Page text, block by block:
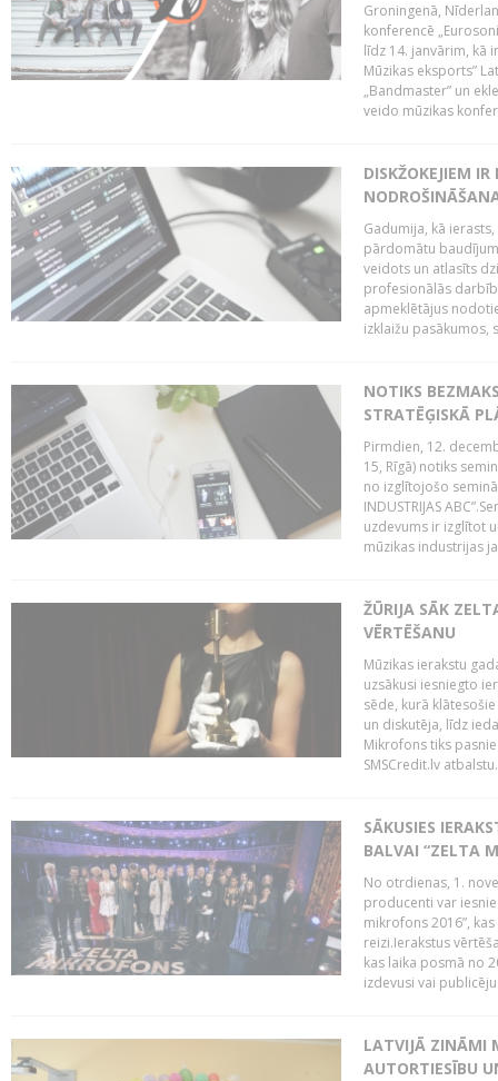
Groningenā,
konferencē
līdz 14. janvārim, kā
Mūzikas eksports”
„Bandmaster” un
veido mūzikas
DISKŽOKEJIEM
Gadumija, kā
pārdomātu
veidots un atlasīts
profesionālās
apmeklētājus
izklaižu pasākumos,
NOTIKS
STRATĒĢISKĀ
Pirmdien, 12.
15, Rīgā) notiks
no izglītojošo
INDUSTRIJAS
uzdevums ir izglītot
mūzikas industrijas
ŽŪRIJA SĀK
VĒRTĒŠANU
Mūzikas ierakstu
uzsākusi iesniegto
sēde, kurā
un diskutēja, līdz
Mikrofons tiks
SMSCredit.lv
SĀKUSIES
BALVAI “ZELTA
No otrdienas, 1.
producenti var
mikrofons 2016”,
reizi.Ierakstus
kas laika posmā no
izdevusi vai
LATVIJĀ ZINĀMI
AUTORTIESĪBU